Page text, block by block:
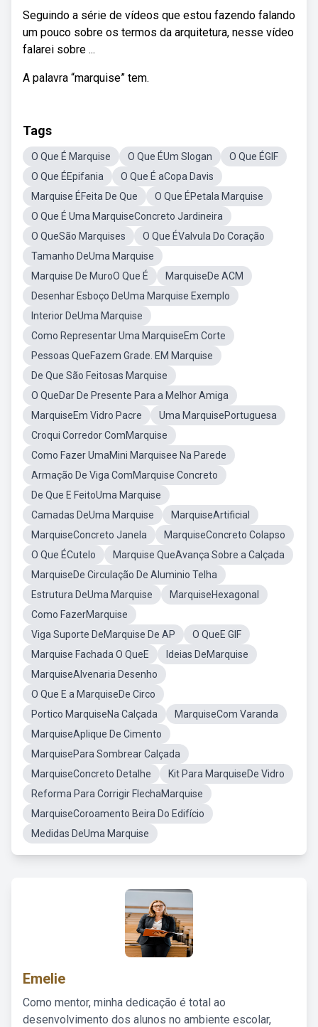
Seguindo a série de vídeos que estou fazendo falando
um pouco sobre os termos da arquitetura, nesse vídeo
falarei sobre ...
A palavra “marquise” tem.
Tags
O Que É Marquise O Que ÉUm Slogan
O Que ÉGIF
O Que ÉEpifania
O Que É aCopa Davis
Marquise ÉFeita De Que
O Que ÉPetala Marquise
O Que É Uma MarquiseConcreto Jardineira
O QueSão Marquises
O Que ÉValvula Do Coração
Tamanho DeUma Marquise
Marquise De MuroO Que É
MarquiseDe ACM
Desenhar Esboço DeUma Marquise Exemplo
Interior DeUma Marquise
Como Representar Uma MarquiseEm Corte
Pessoas QueFazem Grade. EM Marquise
De Que São Feitosas Marquise
O QueDar De Presente Para a Melhor Amiga
MarquiseEm Vidro Pacre
Uma MarquisePortuguesa
Croqui Corredor ComMarquise
Como Fazer UmaMini Marquisee Na Parede
Armação De Viga ComMarquise Concreto
De Que E FeitoUma Marquise
Camadas DeUma Marquise
MarquiseArtificial
MarquiseConcreto Janela
MarquiseConcreto Colapso
O Que ÉCutelo
Marquise QueAvança Sobre a Calçada
MarquiseDe Circulação De Aluminio Telha
Estrutura DeUma Marquise
MarquiseHexagonal
Como FazerMarquise
Viga Suporte DeMarquise De AP
O QueE GIF
Marquise Fachada O QueE
Ideias DeMarquise
MarquiseAlvenaria Desenho
O Que E a MarquiseDe Circo
Portico MarquiseNa Calçada
MarquiseCom Varanda
MarquiseAplique De Cimento
MarquisePara Sombrear Calçada
MarquiseConcreto Detalhe
Kit Para MarquiseDe Vidro
Reforma Para Corrigir FlechaMarquise
MarquiseCoroamento Beira Do Edifício
Medidas DeUma Marquise
Emelie
Como mentor, minha dedicação é total ao
desenvolvimento dos alunos no ambiente escolar,